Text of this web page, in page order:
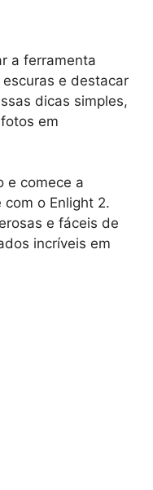
a ferramenta
escuras e destacar
dicas simples,
em
e comece a
o Enlight 2.
e fáceis de
incríveis em